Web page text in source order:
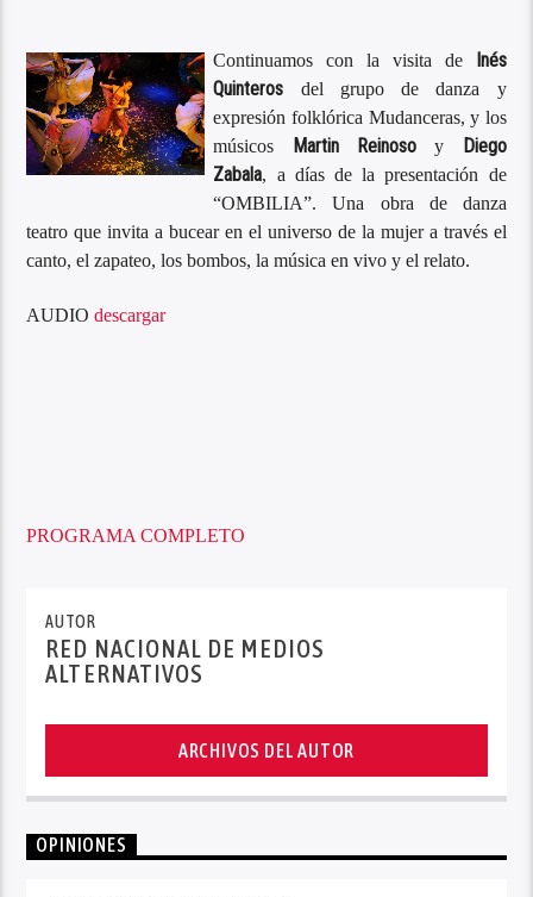
Continuamos con la visita de
Inés
Quinteros del grupo de danza y
expresión folklórica Mudanceras, y los
músicos
Martin Reinosoy Diego
Zabala, a días de la presentación de
“OMBILIA”. Una obra de danza
teatro que invita a bucear en el universo de la mujer a través el
canto, el zapateo, los bombos, la música en vivo y el relato.
AUDIOdescargar
PROGRAMA COMPLETO
AUTOR
RED NACIONAL DE MEDIOS
ALTERNATIVOS
ARCHIVOS DEL AUTOR
OPINIONES